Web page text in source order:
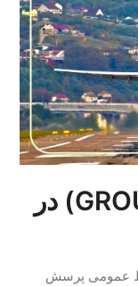
اثر زمین (GROUND Effect) در
عمومی پرسش